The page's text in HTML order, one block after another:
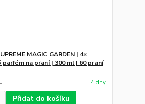
MAGIC GARDEN | 4×
na praní | 300 ml | 60 praní
4 dny
Přidat do košíku